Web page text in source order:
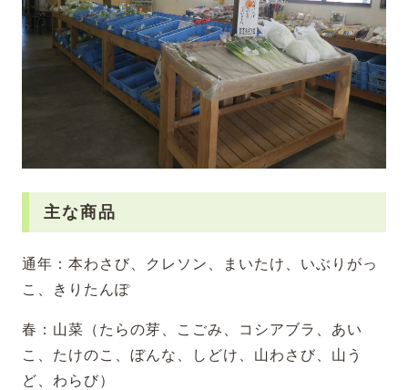
主な商品
通年：本わさび、クレソン、まいたけ、いぶりがっ
こ、きりたんぽ
春：山菜（たらの芽、こごみ、コシアブラ、あい
こ、たけのこ、ぼんな、しどけ、山わさび、山う
ど、わらび）